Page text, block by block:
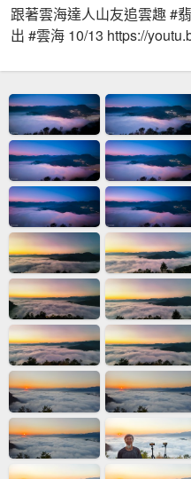
跟著雲海達人山友追雲趣 #
出 #雲海 10/13 https://